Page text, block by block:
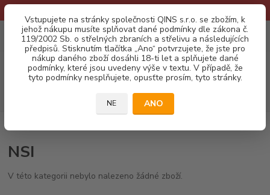
Vstupujete na stránky společnosti QINS s.r.o. se zbožím, k
jehož nákupu musíte splňovat dané podmínky dle zákona č.
119/2002 Sb. o střelných zbraních a střelivu a následujících
předpisů. Stisknutím tlačítka „Ano“ potvrzujete, že jste pro
nákup daného zboží dosáhli 18-ti let a splňujete dané
podmínky, které jsou uvedeny výše v textu. V případě, že
tyto podmínky nesplňujete, opusťte prosím, tyto stránky.
NE ANO
Menu
CZK 0
za0,00 Kč
NSI
V této kategorii nebylo nalezeno žádné zboží.